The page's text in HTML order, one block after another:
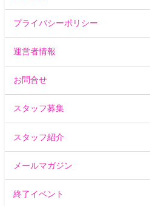
プライバシーポリシー
運営者情報
お問合せ
スタッフ募集
スタッフ紹介
メールマガジン
終了イベント